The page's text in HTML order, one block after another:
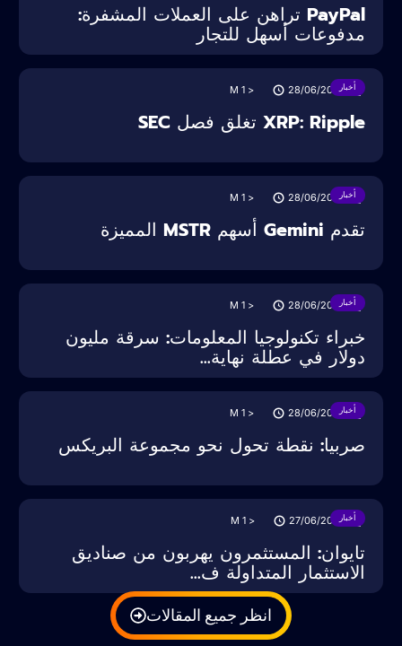
PayPal تراهن على العملات المشفرة:
مدفوعات أسهل للتجار
أخبار M
XRP: Ripple تغلق فصل SEC
أخبار M
تقدم Gemini أسهم MSTR المميزة
أخبار M
خبراء تكنولوجيا المعلومات: سرقة مليون
دولار في عطلة نهاية...
أخبار M
صربيا: نقطة تحول نحو مجموعة البريكس
أخبار M
تايوان: المستثمرون يهربون من صناديق
الاستثمار المتداولة ف...
انظر جميع المقالات